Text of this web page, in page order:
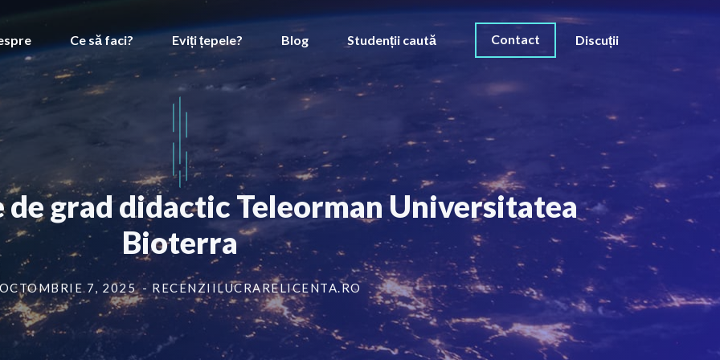
Ce să faci? Eviți țepele? Blog Studenții caută Contact Discuții
de grad didactic Teleorman Universitatea
Bioterra
OCTOMBRIE 7, 2025 - RECENZIILUCRARELICENTA.RO